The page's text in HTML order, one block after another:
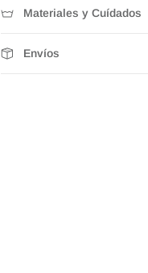
Materiales y Cuídados
Envíos